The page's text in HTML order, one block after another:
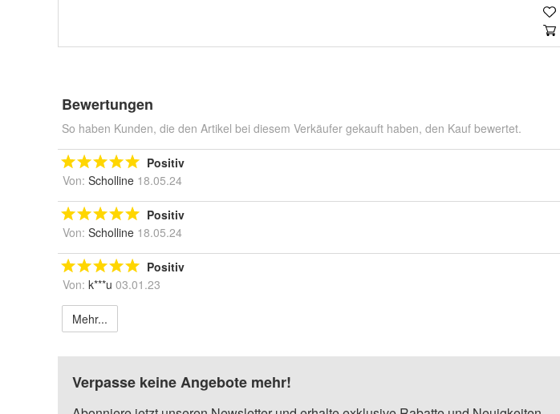
Bewertungen
So haben Kunden, die den Artikel bei diesem Verkäufer gekauft haben, den Kauf bewertet.
Positiv
Von: Scholline 18.05.24
Positiv
Von: Scholline 18.05.24
Positiv
Von: k***u 03.01.23
Mehr...
Verpasse keine Angebote mehr!